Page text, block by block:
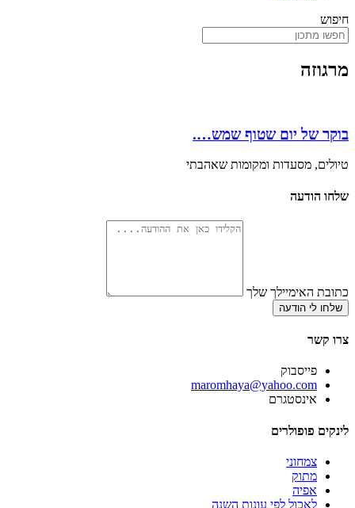
חיפוש
מרגוזה
בוקר של יום שטוף שמש….
טיולים, מסעדות ומקומות שאהבתי
שלחו הודעה
כתובת האימיילך שלך
שלחו לי הודעה
צרו קשר
פייסבוק
‫maromhaya@yahoo.com
אינסטגרם
לינקים פופולרים
צמחוני
מתוק
אפיה
לאכול לפי עונות השנה